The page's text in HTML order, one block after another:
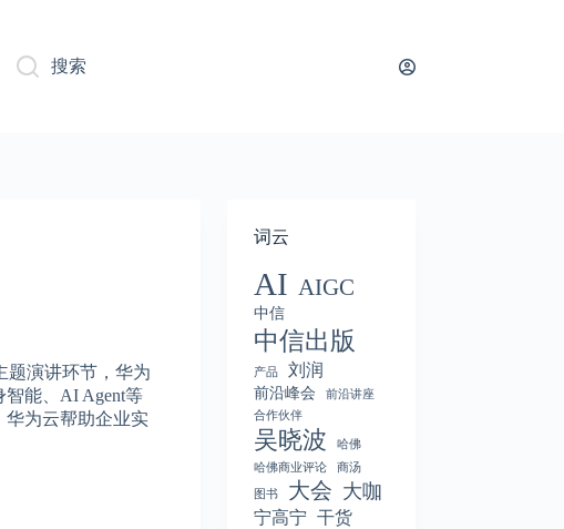
搜索
题演讲环节，华为
能、AI Agent等
华为云帮助企业实
词云
AI AIGC
中信
中信出版
产品 刘润
前沿峰会
前沿讲座
合作伙伴
吴晓波
哈佛
哈佛商业评论
商汤
图书 大会 大咖
宁高宁 干货